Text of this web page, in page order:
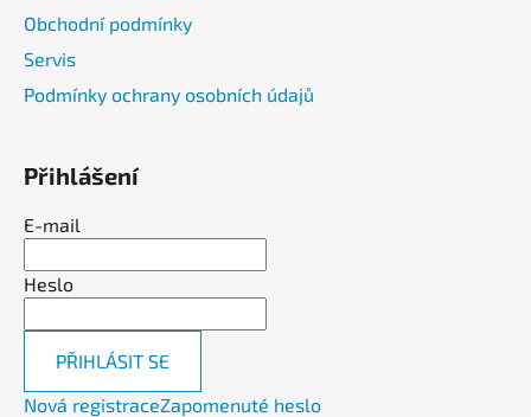
Obchodní podmínky
Servis
Podmínky ochrany osobních údajů
Přihlášení
E-mail
Heslo
PŘIHLÁSIT SE
Nová registraceZapomenuté heslo